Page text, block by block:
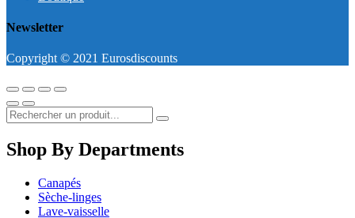
Newsletter
Copyright © 2021 Eurosdiscounts
Shop By Departments
Canapés
Sèche-linges
Lave-vaisselle